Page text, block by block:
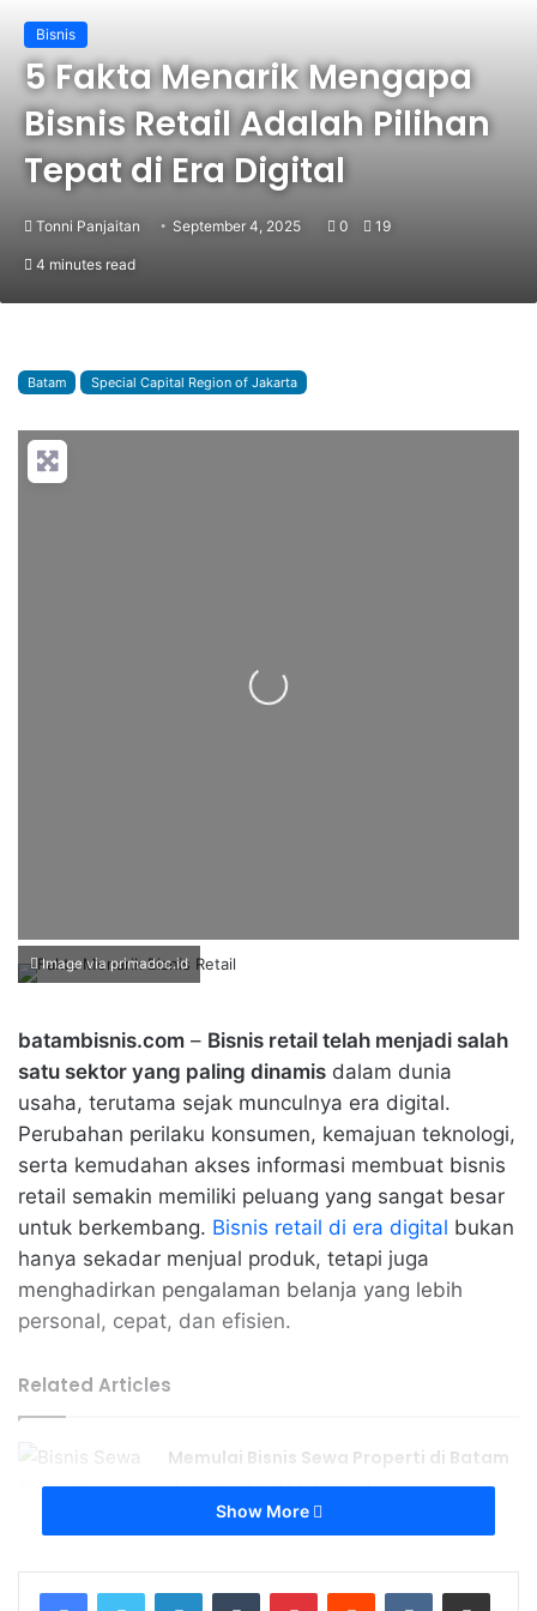
Bisnis
5 Fakta Menarik Mengapa
Bisnis Retail Adalah Pilihan
Tepat di Era Digital
Tonni Panjaitan September 4, 2025 0 19
4 minutes read
Image via primadoc.id
batambisnis.com – Bisnis retail telah menjadi salah
satu sektor yang paling dinamis dalam dunia
usaha, terutama sejak munculnya era digital.
Perubahan perilaku konsumen, kemajuan teknologi,
serta kemudahan akses informasi membuat bisnis
retail semakin memiliki peluang yang sangat besar
untuk berkembang. Bisnis retail di era digital bukan
hanya sekadar menjual produk, tetapi juga
menghadirkan pengalaman belanja yang lebih
personal, cepat, dan efisien.
Related Articles
Memulai Bisnis Sewa Properti di Batam
dengan Hasil Maksimal
April 23, 2026
Menjual Properti di Batam Lewat
Platform Digital dan Tips Ampuh
Show More
Batam Special Capital Region of Jakarta
Loading...